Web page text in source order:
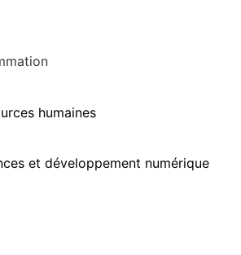
humaines
et développement numérique